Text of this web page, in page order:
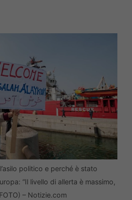
politico e perché è stato
“Il livello di allerta è massimo,
– Notizie.com